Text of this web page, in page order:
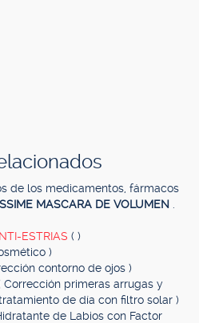
de los medicamentos, fármacos
MASCARA DE VOLUMEN
ESTRIAS ( )
)
contorno de ojos )
Corrección primeras arrugas y
de día con filtro solar )
de Labios con Factor